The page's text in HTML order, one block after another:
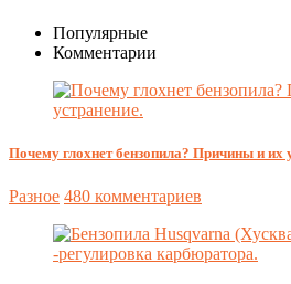
Популярные
Комментарии
Почему глохнет бензопила? Причины и их
Разное 480 комментариев